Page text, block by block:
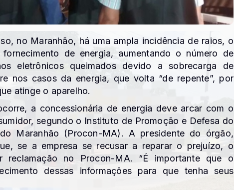
no Maranhão, há uma ampla incidência de raios, o
de energia, aumentando o número de
eletrônicos queimados devido a sobrecarga de
nos casos da energia, que volta “de repente”, por
atinge o aparelho.
a concessionária de energia deve arcar com o
segundo o Instituto de Promoção e Defesa do
Maranhão (Procon-MA). A presidente do órgão,
se a empresa se recusar a reparar o prejuízo, o
reclamação no Procon-MA. “É importante que o
dessas informações para que tenha seus